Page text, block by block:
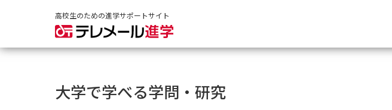
高校生のための進学サポートサイト
大学で学べる学問・研究